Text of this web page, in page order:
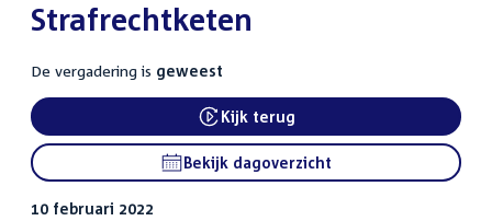
:Strafrechtketen
De vergadering is geweest
External link:
Kijk terug
Bekijk dagoverzicht
10 februari 2022